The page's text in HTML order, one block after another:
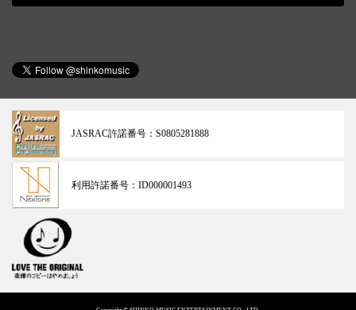
JASRAC許諾番号： S0805281888
利用許諾番号： ID000001493